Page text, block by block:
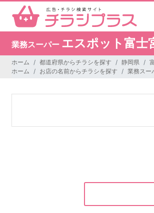
業務スーパー エスポット富士
ホーム 都道府県からチラシを探す 静岡県
ホーム
お店の名前からチラシを探す 業務スー